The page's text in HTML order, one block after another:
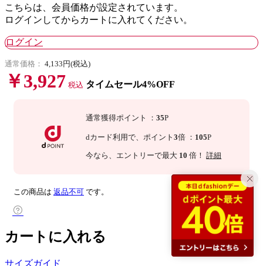
こちらは、会員価格が設定されています。
ログインしてからカートに入れてください。
ログイン
通常価格： 4,133円(税込)
￥3,927 税込 タイムセール4%OFF
通常獲得ポイント ：35P
dカード利用で、ポイント3倍 ： 105P
今なら 、エントリーで最大 10 倍！詳細
この商品は 返品不可 です。
カートに入れる
サイズガイド